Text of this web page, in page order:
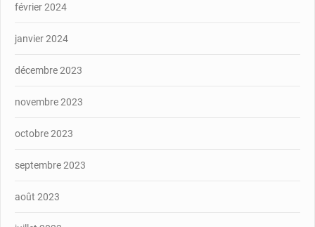
février 2024
janvier 2024
décembre 2023
novembre 2023
octobre 2023
septembre 2023
août 2023